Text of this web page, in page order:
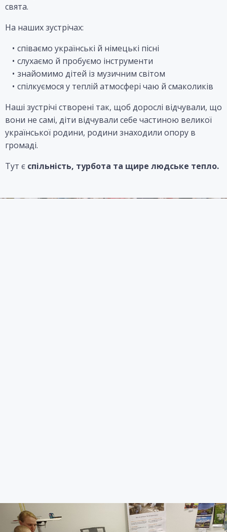
свята.
На наших зустрічах:
співаємо українські й німецькі пісні
слухаємо й пробуємо інструменти
знайомимо дітей із музичним світом
спілкуємося у теплій атмосфері чаю й смаколиків
Наші зустрічі створені так, щоб дорослі відчували, що
вони не самі, діти відчували себе частиною великої
української родини, родини знаходили опору в
громаді.
Тут є спільність, турбота та щире людське тепло.